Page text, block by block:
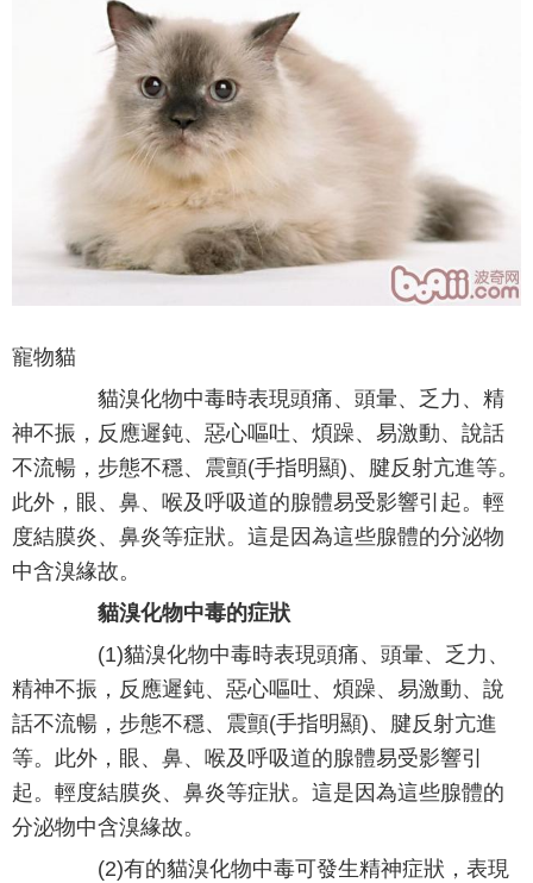
寵物貓
貓溴化物中毒時表現頭痛、頭暈、乏力、精
神不振，反應遲鈍、惡心嘔吐、煩躁、易激動、說話
不流暢，步態不穩、震顫(手指明顯)、腱反射亢進等。
此外，眼、鼻、喉及呼吸道的腺體易受影響引起。輕
度結膜炎、鼻炎等症狀。這是因為這些腺體的分泌物
中含溴緣故。
貓溴化物中毒的症狀
(1)貓溴化物中毒時表現頭痛、頭暈、乏力、
精神不振，反應遲鈍、惡心嘔吐、煩躁、易激動、說
話不流暢，步態不穩、震顫(手指明顯)、腱反射亢進
等。此外，眼、鼻、喉及呼吸道的腺體易受影響引
起。輕度結膜炎、鼻炎等症狀。這是因為這些腺體的
分泌物中含溴緣故。
(2)有的貓溴化物中毒可發生精神症狀，表現